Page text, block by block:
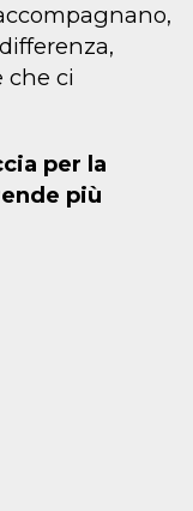
che ci
per la
più